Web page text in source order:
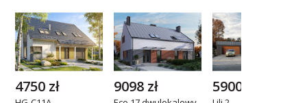
4750 zł 9098 zł 5900 zł